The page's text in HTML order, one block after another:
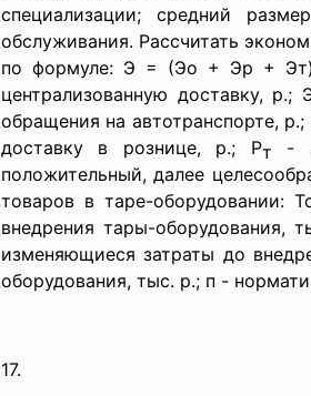
специализации; средний
обслуживания. Рассчитать
по формуле: Э = (Эо + Эр +
централизованную доставку, р.;
обращения на автотранспорте, р.;
доставку в рознице, р.; Рт -
положительный, далее
товаров в таре-
внедрения тары-оборудования,
изменяющиеся затраты до
оборудования, тыс. р.; п -
17.